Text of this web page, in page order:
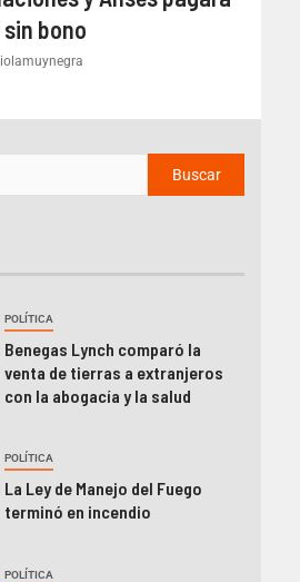
bono
POLÍTICA
Benegas Lynch comparó la
venta de tierras a extranjeros
con la abogacía y la salud
POLÍTICA
La Ley de Manejo del Fuego
terminó en incendio
POLÍTICA